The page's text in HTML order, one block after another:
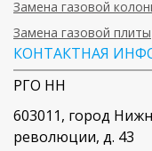
Замена газовой
Замена газовой плиты
КОНТАКТНАЯ
РГО НН
603011, город
революции, д. 43